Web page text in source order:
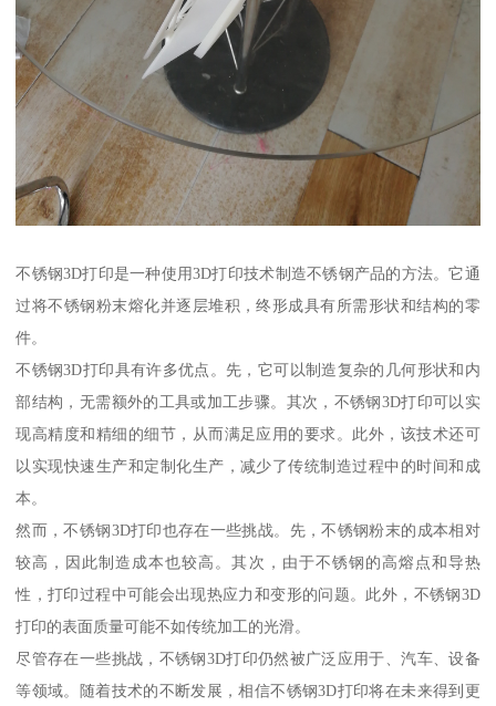
不锈钢3D打印是一种使用3D打印技术制造不锈钢产品的方法。它通
过将不锈钢粉末熔化并逐层堆积，终形成具有所需形状和结构的零
件。
不锈钢3D打印具有许多优点。先，它可以制造复杂的几何形状和内
部结构，无需额外的工具或加工步骤。其次，不锈钢3D打印可以实
现高精度和精细的细节，从而满足应用的要求。此外，该技术还可
以实现快速生产和定制化生产，减少了传统制造过程中的时间和成
本。
然而，不锈钢3D打印也存在一些挑战。先，不锈钢粉末的成本相对
较高，因此制造成本也较高。其次，由于不锈钢的高熔点和导热
性，打印过程中可能会出现热应力和变形的问题。此外，不锈钢3D
打印的表面质量可能不如传统加工的光滑。
尽管存在一些挑战，不锈钢3D打印仍然被广泛应用于、汽车、设备
等领域。随着技术的不断发展，相信不锈钢3D打印将在未来得到更